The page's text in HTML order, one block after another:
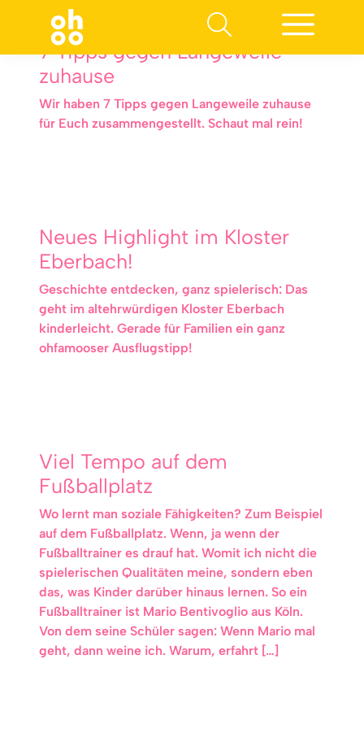
7 Tipps gegen Langeweile
zuhause
Wir haben 7 Tipps gegen Langeweile zuhause
für Euch zusammengestellt. Schaut mal rein!
Neues Highlight im Kloster
Eberbach!
Geschichte entdecken, ganz spielerisch: Das
geht im altehrwürdigen Kloster Eberbach
kinderleicht. Gerade für Familien ein ganz
ohfamooser Ausflugstipp!
Viel Tempo auf dem
Fußballplatz
Wo lernt man soziale Fähigkeiten? Zum Beispiel
auf dem Fußballplatz. Wenn, ja wenn der
Fußballtrainer es drauf hat. Womit ich nicht die
spielerischen Qualitäten meine, sondern eben
das, was Kinder darüber hinaus lernen. So ein
Fußballtrainer ist Mario Bentivoglio aus Köln.
Von dem seine Schüler sagen: Wenn Mario mal
geht, dann weine ich. Warum, erfahrt […]